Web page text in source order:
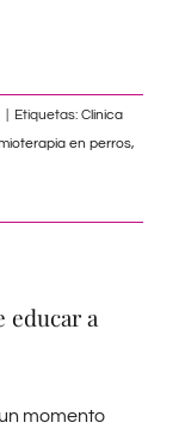
Etiquetas: Clinica
en perros,
educar a
momento